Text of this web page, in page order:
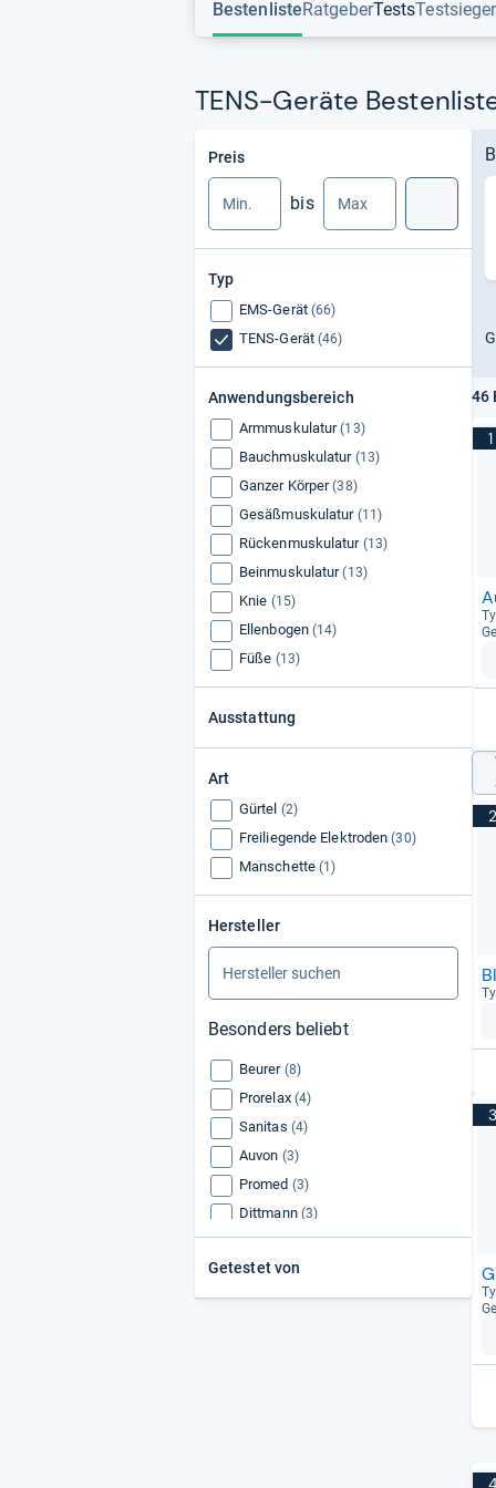
BestenlisteRatgeberTestsTestsieger
TENS-Geräte
Preis
bis
Typ
EMS-Gerät (66)
TENS-Gerät (46)
Anwendungsbereich
Armmuskulatur (13)
Bauchmuskulatur (13)
Ganzer Körper (38)
Gesäßmuskulatur (11)
Rückenmuskulatur (13)
Beinmuskulatur (13)
Knie (15)
Ellenbogen (14)
Füße (13)
Ausstattung
Art
Gürtel (2)
Freiliegende Elektroden (30)
Manschette (1)
Hersteller
Besonders beliebt
Beurer (8)
Prorelax (4)
Sanitas (4)
Auvon (3)
Promed (3)
Dittmann (3)
Bluetens (2)
axion (2)
Omron (2)
Getestet von
46
1
2
3
4